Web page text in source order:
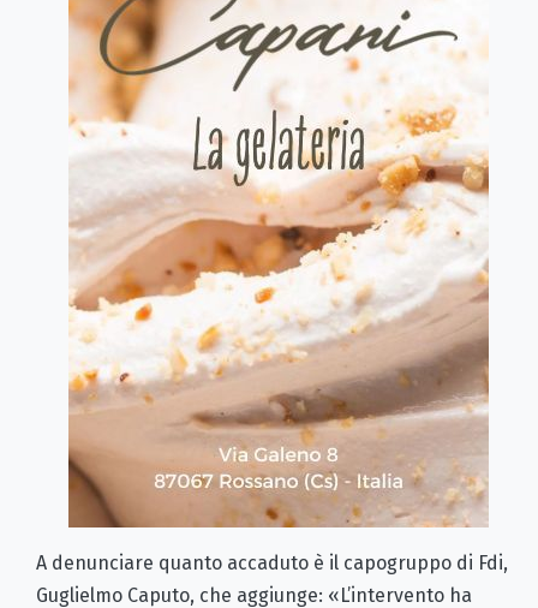
A denunciare quanto accaduto è il capogruppo di Fdi,
Guglielmo Caputo, che aggiunge: «L’intervento ha